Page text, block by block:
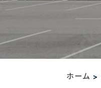
ホーム >